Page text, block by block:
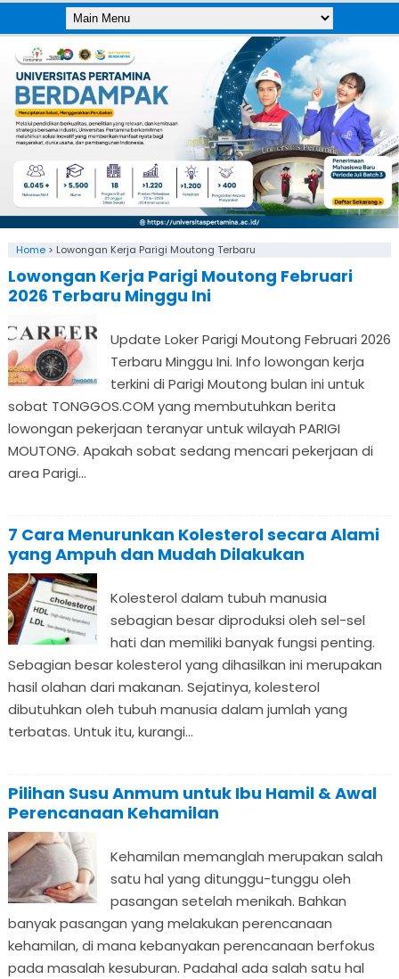
Home> Lowongan Kerja Parigi Moutong Terbaru
Lowongan Kerja Parigi Moutong Februari
2026 Terbaru Minggu Ini
Update Loker Parigi Moutong Februari 2026
Terbaru Minggu Ini. Info lowongan kerja
terkini di Parigi Moutong bulan ini untuk
sobat TONGGOS.COM yang membutuhkan berita
lowongan pekerjaan teranyar untuk wilayah PARIGI
MOUTONG. Apakah sobat sedang mencari pekerjaan di
area Parigi...
7 Cara Menurunkan Kolesterol secara Alami
yang Ampuh dan Mudah Dilakukan
Kolesterol dalam tubuh manusia
sebagian besar diproduksi oleh sel-sel
hati dan memiliki banyak fungsi penting.
Sebagian besar kolesterol yang dihasilkan ini merupakan
hasil olahan dari makanan. Sejatinya, kolesterol
dibutuhkan oleh tubuh manusia dalam jumlah yang
terbatas. Untuk itu, kurangi...
Pilihan Susu Anmum untuk Ibu Hamil & Awal
Perencanaan Kehamilan
Kehamilan memanglah merupakan salah
satu hal yang ditunggu-tunggu oleh
pasangan setelah menikah. Bahkan
banyak pasangan yang melakukan perencanaan
kehamilan, di mana kebanyakan perencanaan berfokus
pada masalah kesuburan. Padahal ada salah satu hal